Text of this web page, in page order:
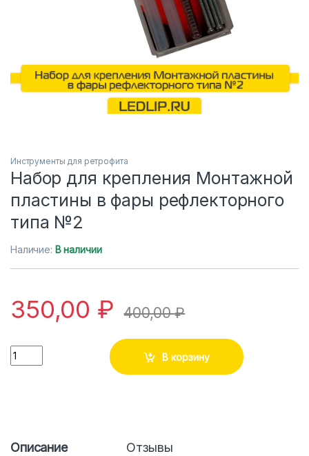
Инструменты для ретрофита
Набор для крепления Монтажной
пластины в фары рефлекторного
типа №2
Наличие: В наличии
350,00 ₽ 400,00₽
Количество
В корзину
Описание Отзывы